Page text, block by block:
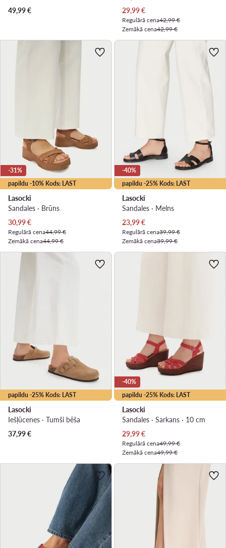
49,99€
Pašreizējā cena
29,99€
Regulārā cena42,99 €
Zemākā cena42,99 €
papildu -10% Kods: LAST
-31%
Lasocki
Sandales · Brūns
Pašreizējā cena
30,99€
Regulārā cena44,99 €
Zemākā cena44,99 €
papildu -25% Kods: LAST
-40%
Lasocki
Sandales · Melns
Pašreizējā cena
23,99€
Regulārā cena39,99 €
Zemākā cena39,99 €
papildu -25% Kods: LAST
Lasocki
Iešļūcenes · Tumši bēša
37,99€
papildu -25% Kods: LAST
-40%
Lasocki
Sandales · Sarkans · 10 cm
Pašreizējā cena
29,99€
Regulārā cena49,99 €
Zemākā cena49,99 €